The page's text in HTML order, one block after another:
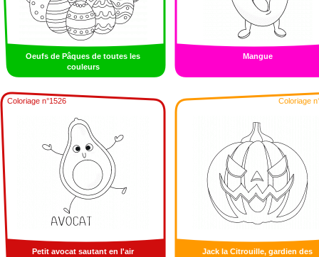
Oeufs de Pâques de toutes les
couleurs
Mangue
Coloriage n°1526
Petit avocat sautant en l'air
Coloriage
Jack la Citrouille, gardien des